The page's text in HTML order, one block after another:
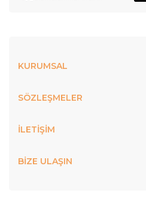
KURUMSAL
SÖZLEŞMELER
İLETİŞİM
BİZE ULAŞIN